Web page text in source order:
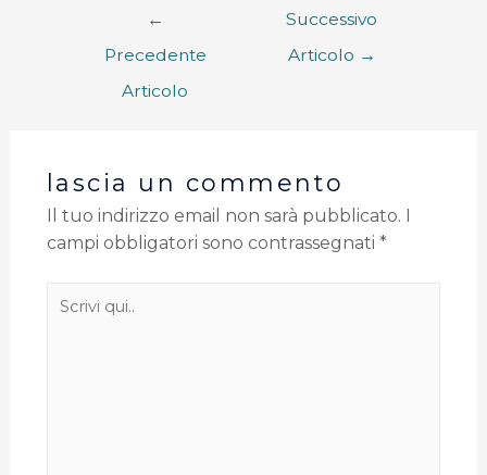
←
Precedente
Articolo
Successivo
Articolo →
lascia un commento
Il tuo indirizzo email non sarà pubblicato.
campi obbligatori sono contrassegnati *